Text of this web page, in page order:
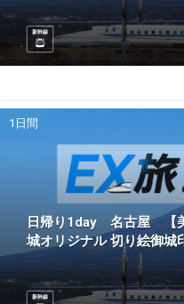
新幹線
1日間
日帰り1day 名古屋 【
城オリジナル 切り絵御城
新幹線